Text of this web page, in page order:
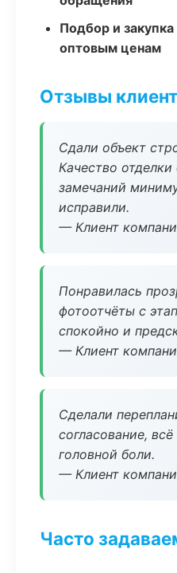
Подбор и
оптовым ценам
Отзывы
Сдали объект
Качество отделки
замечаний
исправили.
— Клиент
Понравилась
фотоотчёты с
спокойно и
— Клиент
Сделали
согласование,
головной боли.
— Клиент
Часто